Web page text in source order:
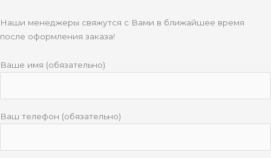
Наши менеджеры свяжутся с Вами в ближайшее время
после оформления заказа!
Ваше имя (обязательно)
Ваш телефон (обязательно)